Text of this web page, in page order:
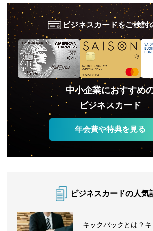
ビジネスカードをご検討
中小企業におすすめ
ビジネスカード
年会費や特典を見る
ビジネスカードの人気
キックバックとは？